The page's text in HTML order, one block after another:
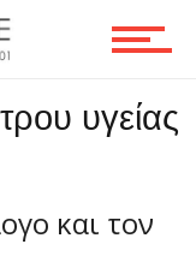
υγείας
και τον